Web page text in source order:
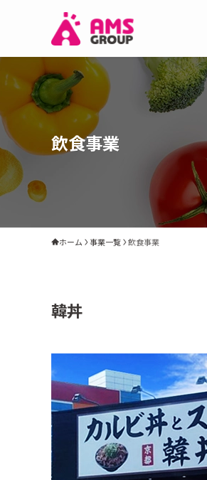
飲食事業
ホーム 事業一覧 飲食事業
韓丼